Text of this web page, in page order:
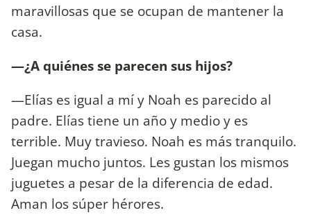
maravillosas que se ocupan de mantener la
casa.
—¿A quiénes se parecen sus hijos?
—Elías es igual a mí y Noah es parecido al
padre. Elías tiene un año y medio y es
terrible. Muy travieso. Noah es más tranquilo.
Juegan mucho juntos. Les gustan los mismos
juguetes a pesar de la diferencia de edad.
Aman los súper hérores.